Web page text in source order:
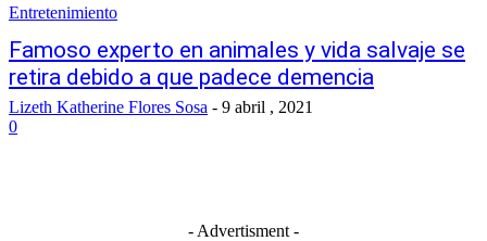
Entretenimiento
Famoso experto en animales y vida salvaje se
retira debido a que padece demencia
Lizeth Katherine Flores Sosa - 9 abril , 2021
0
- Advertisment -